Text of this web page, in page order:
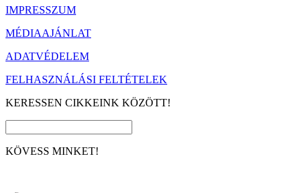
IMPRESSZUM
MÉDIAAJÁNLAT
ADATVÉDELEM
FELHASZNÁLÁSI FELTÉTELEK
KERESSEN CIKKEINK KÖZÖTT!
KÖVESS MINKET!